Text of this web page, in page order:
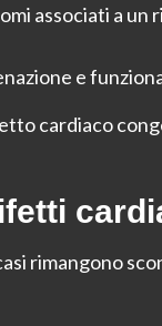
associati a un
e
cardiaco
rimangono